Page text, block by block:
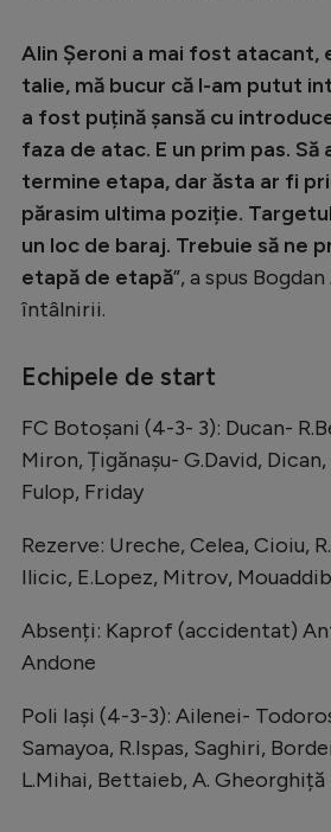
Alin Șeroni a mai fost atacant,
talie, mă bucur că l-am putut
a fost puțină șansă cu
faza de atac. E un prim pas. Să
termine etapa, dar ăsta ar fi
părasim ultima poziție.
un loc de baraj. Trebuie să ne
etapă de etapă”, a spus
întâlnirii.
Echipele de start
FC Botoșani (4-3- 3): Ducan-
Miron, Țigănașu- G.David,
Fulop, Friday
Rezerve: Ureche, Celea, Cioiu,
Ilicic, E.Lopez, Mitrov,
Absenți: Kaprof (accidentat)
Andone
Poli Iași (4-3-3): Ailenei-
Samayoa, R.Ispas, Saghiri,
L.Mihai, Bettaieb, A. Gheorghiță